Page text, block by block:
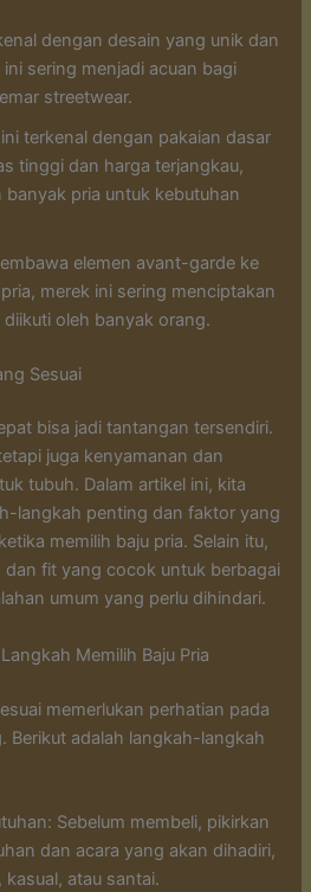
dengan desain yang unik dan
sering menjadi acuan bagi
streetwear.
terkenal dengan pakaian dasar
tinggi dan harga terjangkau,
banyak pria untuk kebutuhan
elemen avant-garde ke
merek ini sering menciptakan
oleh banyak orang.
Sesuai
bisa jadi tantangan tersendiri.
juga kenyamanan dan
tubuh. Dalam artikel ini, kita
langkah penting dan faktor yang
memilih baju pria. Selain itu,
dan fit yang cocok untuk berbagai
umum yang perlu dihindari.
Memilih Baju Pria
memerlukan perhatian pada
Berikut adalah langkah-langkah
Sebelum membeli, pikirkan
dan acara yang akan dihadiri,
atau santai.